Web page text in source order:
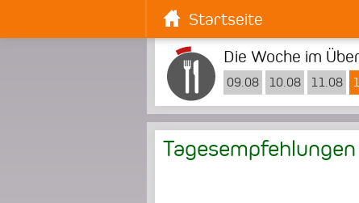
Startseite
Die Woche im
09.08 10.08 11.08